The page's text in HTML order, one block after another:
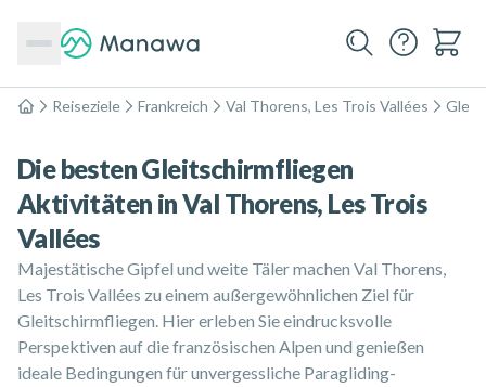
Home
Reiseziele Frankreich Val Thorens, Les Trois Vallées
Die besten Gleitschirmfliegen
Aktivitäten in Val Thorens, Les Trois
Vallées
Majestätische Gipfel und weite Täler machen Val Thorens,
Les Trois Vallées zu einem außergewöhnlichen Ziel für
Gleitschirmfliegen. Hier erleben Sie eindrucksvolle
Perspektiven auf die französischen Alpen und genießen
ideale Bedingungen für unvergessliche Paragliding-